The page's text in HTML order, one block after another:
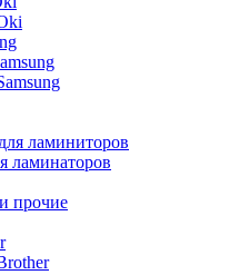
ламиниторов
ламинаторов
прочие